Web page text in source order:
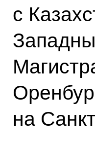
с
на